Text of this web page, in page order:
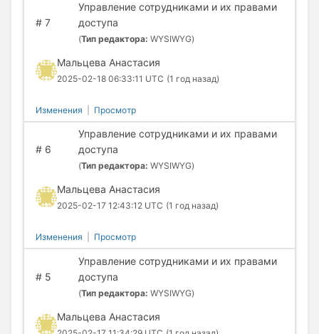
#7
Управление сотрудниками и их правами
доступа
(Тип редактора: WYSIWYG)
Мальцева Анастасия
2025-02-18 06:33:11 UTC (1 год назад)
Изменения Просмотр
#6
Управление сотрудниками и их правами
доступа
(Тип редактора: WYSIWYG)
Мальцева Анастасия
2025-02-17 12:43:12 UTC (1 год назад)
Изменения Просмотр
#5
Управление сотрудниками и их правами
доступа
(Тип редактора: WYSIWYG)
Мальцева Анастасия